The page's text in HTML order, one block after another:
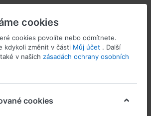
cookies
cookies povolíte nebo odmítnete.
kdykoli změnit v části Můj účet . Další
v našich zásadách ochrany osobních
cookies